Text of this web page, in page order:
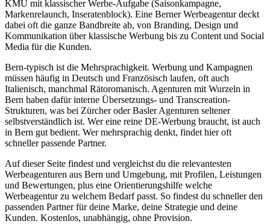
KMU mit klassischer Werbe-Aufgabe (Saisonkampagne,
Markenrelaunch, Inseratenblock). Eine Berner Werbeagentur deckt
dabei oft die ganze Bandbreite ab, von Branding, Design und
Kommunikation über klassische Werbung bis zu Content und Social
Media für die Kunden.
Bern-typisch ist die Mehrsprachigkeit. Werbung und Kampagnen
müssen häufig in Deutsch und Französisch laufen, oft auch
Italienisch, manchmal Rätoromanisch. Agenturen mit Wurzeln in
Bern haben dafür interne Übersetzungs- und Transcreation-
Strukturen, was bei Zürcher oder Basler Agenturen seltener
selbstverständlich ist. Wer eine reine DE-Werbung braucht, ist auch
in Bern gut bedient. Wer mehrsprachig denkt, findet hier oft
schneller passende Partner.
Auf dieser Seite findest und vergleichst du die relevantesten
Werbeagenturen aus Bern und Umgebung, mit Profilen, Leistungen
und Bewertungen, plus eine Orientierungshilfe welche
Werbeagentur zu welchem Bedarf passt. So findest du schneller den
passenden Partner für deine Marke, deine Strategie und deine
Kunden. Kostenlos, unabhängig, ohne Provision.